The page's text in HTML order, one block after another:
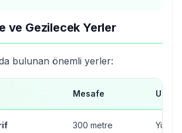
ve Gezilecek Yerler
bulunan önemli yerler:
Mesafe
300 metre